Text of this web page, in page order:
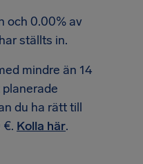
och 0.00% av
ställts in.
mindre än 14
du ha rätt till
€. Kolla här.